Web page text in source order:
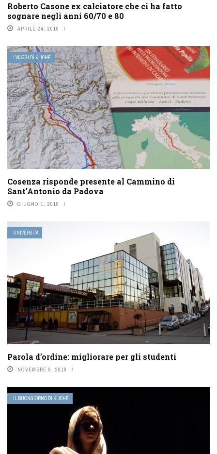
Roberto Casone ex calciatore che ci ha fatto
sognare negli anni 60/70 e 80
APRILE 24, 2019
I VIAGGI DI KLICHÈ
Cosenza risponde presente al Cammino di
Sant’Antonio da Padova
GIUGNO 1, 2019
UNIVERSITÀ
Parola d’ordine: migliorare per gli studenti
NOVEMBRE 8, 2018
IL BUONGIORNO DI KLICHÉ